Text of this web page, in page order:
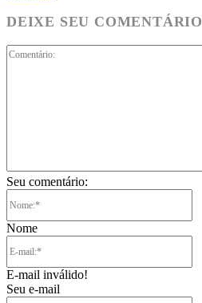
DEIXE SEU COMENTÁRIO
Seu comentário:
Nome
E-mail inválido!
Seu e-mail